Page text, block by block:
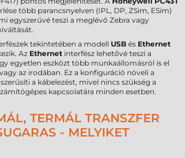
több parancsnyelven (IPL, DP, ZSim, ESim)
egyszerűvé teszi a meglévő Zebra vagy
tekintetében a modell USB és Ethernet
Az Ethernet interfész lehetővé teszi a
egyetlen eszközt több munkaállomásról is el
az irodában. Ez a konfiguráció növeli a
a kábelezést, mivel nincs szükség a
kapcsolatára minden esetben.
TERMÁL TRANSZFER
- MELYIKET